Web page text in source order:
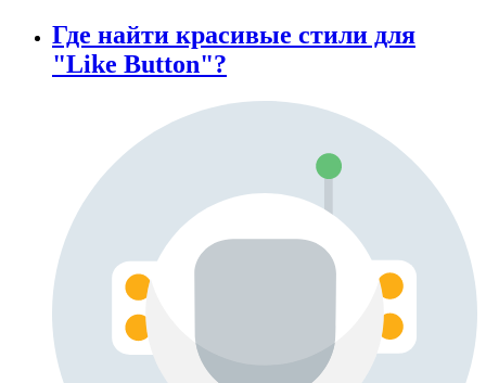
Где найти красивые стили для
"Like Button"?